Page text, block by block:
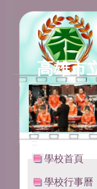
高雄市
:::
學校首頁
學校行事曆